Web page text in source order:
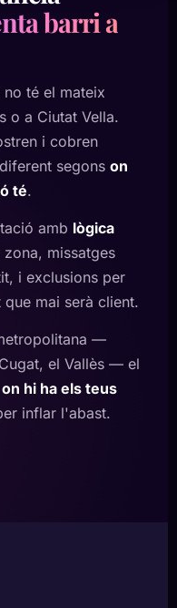
barri a
té el mateix
o a Ciutat Vella.
i cobren
segons on
té.
amb lògica
missatges
i exclusions per
mai serà client.
—
el Vallès — el
hi ha els teus
inflar l'abast.